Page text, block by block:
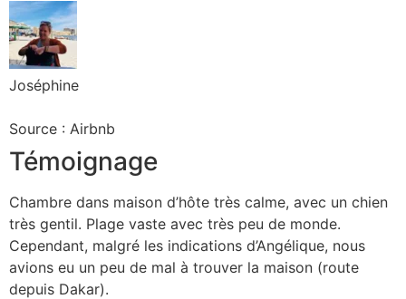
Joséphine
Source : Airbnb
Témoignage
Chambre dans maison d’hôte très calme, avec un chien
très gentil. Plage vaste avec très peu de monde.
Cependant, malgré les indications d’Angélique, nous
avions eu un peu de mal à trouver la maison (route
depuis Dakar).